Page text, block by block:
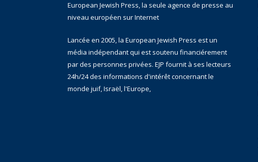
European Jewish Press, la seule agence de presse au
niveau européen sur Internet
Lancée en 2005, la European Jewish Press est un
média indépendant qui est soutenu financiérement
par des personnes privées. EJP fournit à ses lecteurs
24h/24 des informations d'intérêt concernant le
monde juif, Israël, l'Europe,